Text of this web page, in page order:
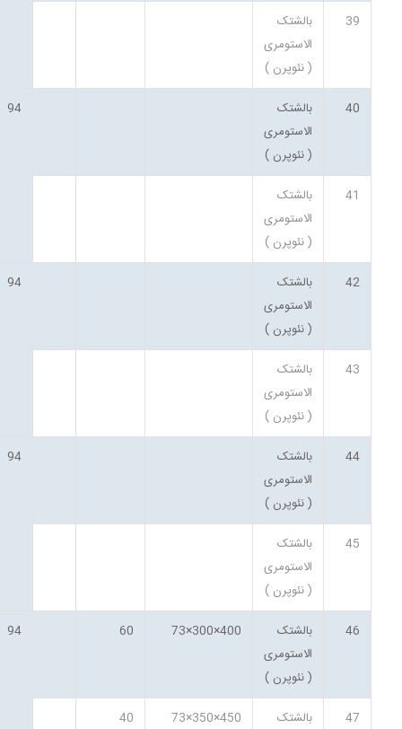
39
بالشتک
الاستومری
( نئوپرن )
40
بالشتک
الاستومری
( نئوپرن )
94
41
بالشتک
الاستومری
( نئوپرن )
42
بالشتک
الاستومری
( نئوپرن )
94
43
بالشتک
الاستومری
( نئوپرن )
44
بالشتک
الاستومری
( نئوپرن )
94
45
بالشتک
الاستومری
( نئوپرن )
46
بالشتک
الاستومری
( نئوپرن )
400×300×73
60
94
47
بالشتک
450×350×73
40